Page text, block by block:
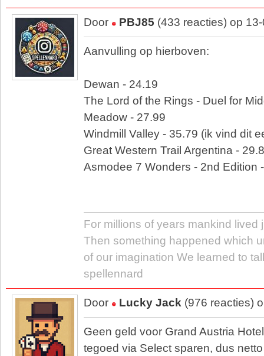
Door PBJ85 (433 reacties) op
Aanvulling op hierboven:
Dewan - 24.19
The Lord of the Rings - Duel for
Meadow - 27.99
Windmill Valley - 35.79 (ik vind dit
Great Western Trail Argentina -
Asmodee 7 Wonders - 2nd Edition
For millions of years mankind lived
Then something happened which
of our imagination We learned to
spellennard
Door Lucky Jack (976 reacties)
Geen geld voor Grand Austria
tegoed via Select sparen, dus